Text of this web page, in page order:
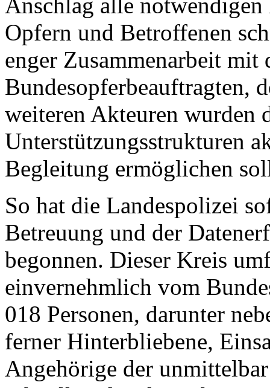
Opfern und Betroffenen
enger Zusammenarbeit mit
Bundesopferbeauftragten,
weiteren Akteuren wurden
Unterstützungsstrukturen
Begleitung ermöglichen
So hat die Landespolizei
Betreuung und der
begonnen. Dieser Kreis
einvernehmlich vom
018 Personen, darunter
ferner Hinterbliebene,
Angehörige der